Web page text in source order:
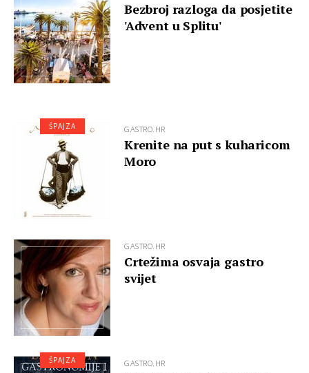
Bezbroj razloga da posjetite
'Advent u Splitu'
GASTRO.HR
Krenite na put s kuharicom
Moro
ŠPAJZA
GASTRO.HR
Crtežima osvaja gastro
svijet
GASTRO.HR
ŠPAJZA